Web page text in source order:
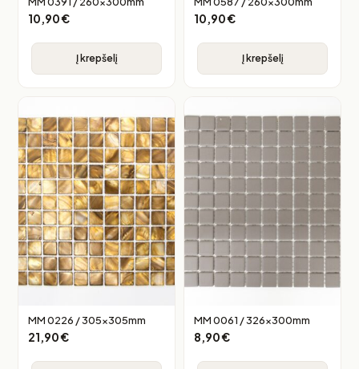
10,90€
Į krepšelį
10,90€
Į krepšelį
MM 0226 / 305x305mm
21,90€
MM 0061 / 326x300mm
8,90€